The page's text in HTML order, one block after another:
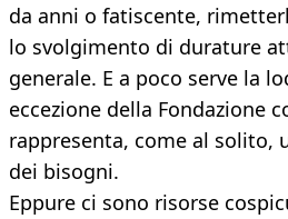
da anni o fatiscente,
lo svolgimento di durature
generale. E a poco serve la
eccezione della Fondazione
rappresenta, come al solito,
dei bisogni.
Eppure ci sono risorse